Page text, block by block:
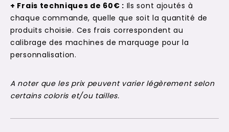
+ Frais techniques de 60€ : Ils sont ajoutés à
chaque commande, quelle que soit la quantité de
produits choisie. Ces frais correspondent au
calibrage des machines de marquage pour la
personnalisation.
A noter que les prix peuvent varier légèrement selon
certains coloris et/ou tailles.